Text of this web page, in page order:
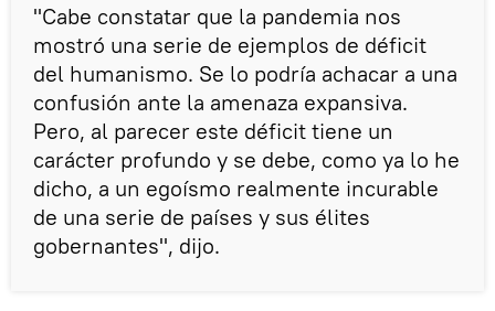
"Cabe constatar que la pandemia nos
mostró una serie de ejemplos de déficit
del humanismo. Se lo podría achacar a una
confusión ante la amenaza expansiva.
Pero, al parecer este déficit tiene un
carácter profundo y se debe, como ya lo he
dicho, a un egoísmo realmente incurable
de una serie de países y sus élites
gobernantes", dijo.